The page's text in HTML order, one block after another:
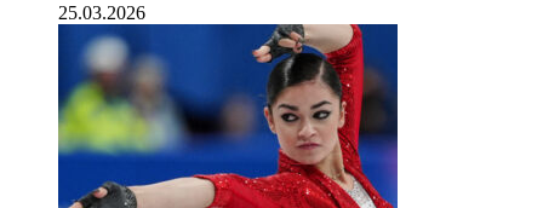
25.03.2026